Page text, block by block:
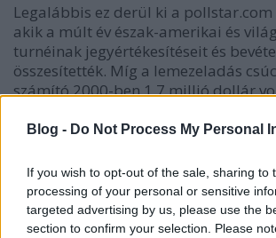
Blog - Do Not Process My Personal
If you wish to opt-out of the sale, sharing to
processing of your personal or sensitive
targeted advertising by us, please use the
section to confirm your selection. Please
Legalábbis ez derül ki a
akik a múlt év észak-amerikai és
turnéinak jegyértékesítéseit és
összesítették. Míg a lemezeladás
számító 2000-ben 1,7 millió dollár
amerikai turnék összbevétele, addig
összeg már 5,1 millió dollárra
visszaesését a koncertek számának
kompenzálják, így próbálva meg
bevételeket. Ahogy a számokból
akármilyen sikerrel.